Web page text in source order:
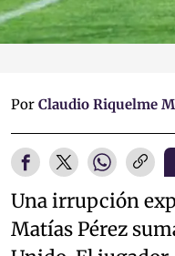
Por Claudio Riquelme
Una irrupción
Matías Pérez